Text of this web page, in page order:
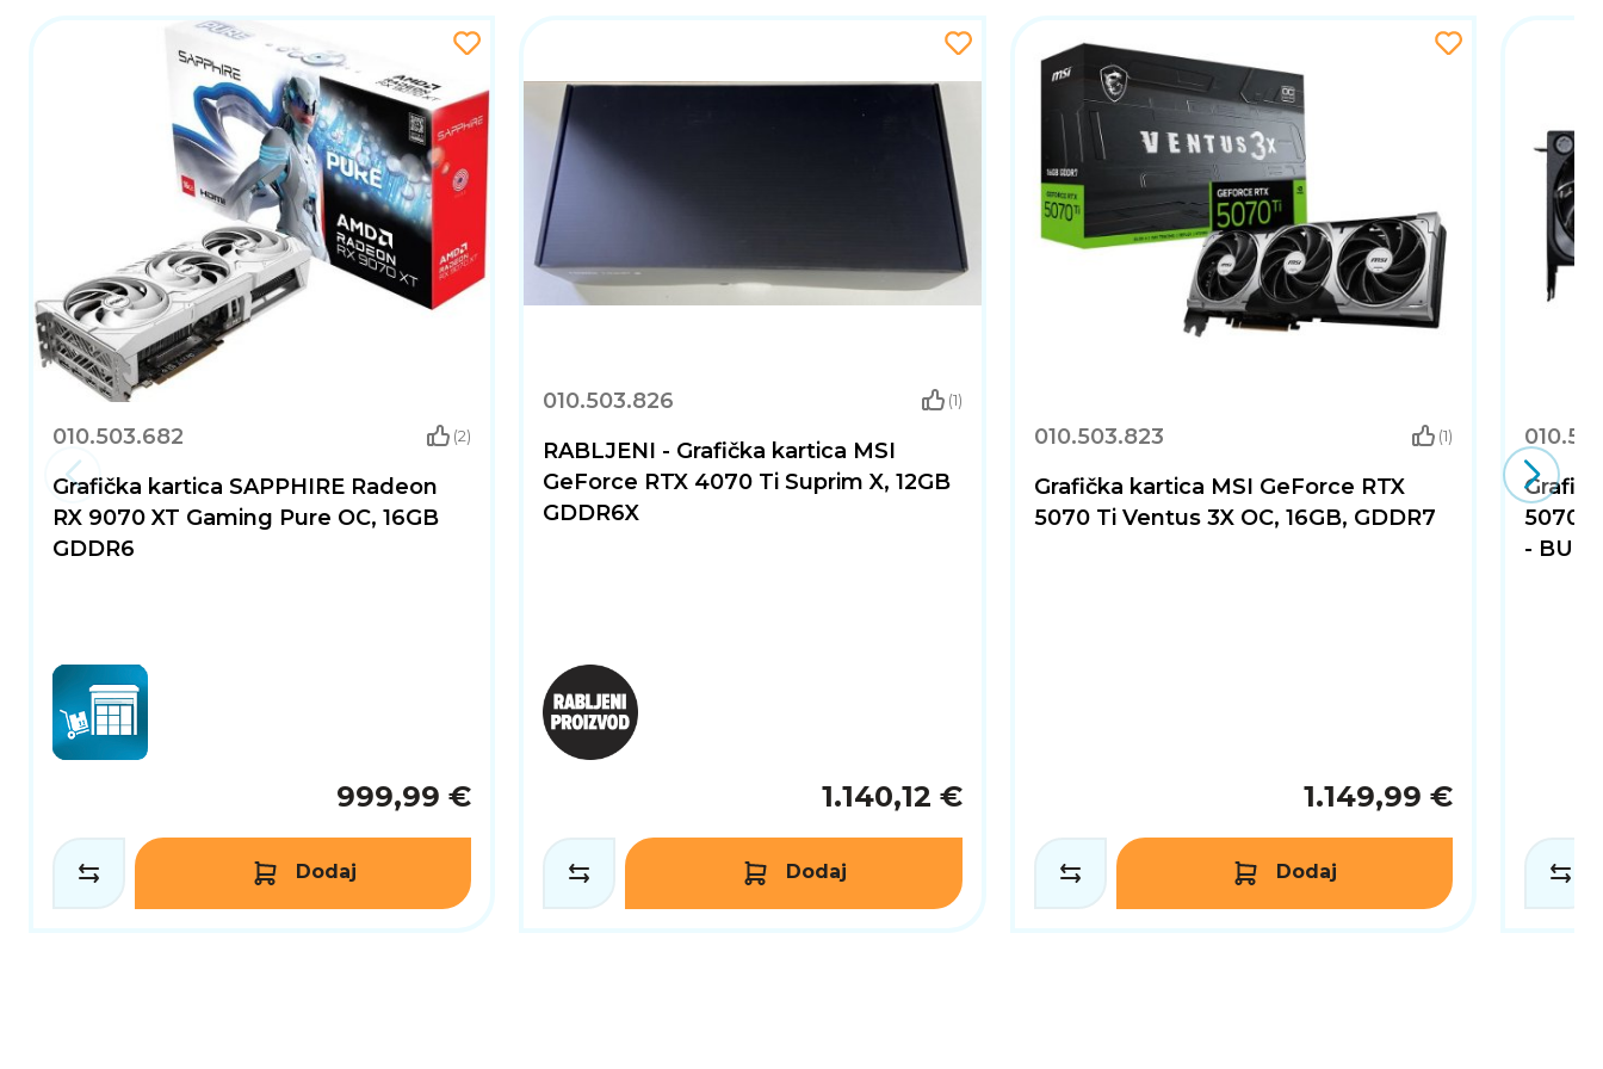
010.503.682 (2)
Grafička kartica SAPPHIRE Radeon
RX 9070 XT Gaming Pure OC, 16GB
GDDR6
999,99 €
Dodaj
010.503.826 (1)
RABLJENI - Grafička kartica MSI
GeForce RTX 4070 Ti Suprim X, 12GB
GDDR6X
1.140,12 €
Dodaj
010.503.823 (1)
Grafička kartica MSI GeForce RTX
5070 Ti Ventus 3X OC, 16GB, GDDR7
1.149,99 €
Dodaj
5070
- BULK